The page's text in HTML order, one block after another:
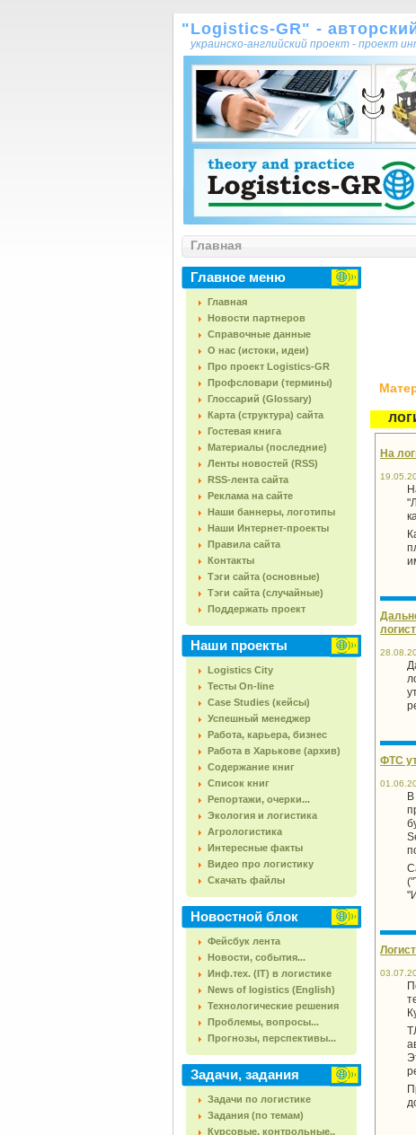
"Logistics-GR" -
украинско-английский проект - проект
Главная
Главное меню
Главная
Новости партнеров
Справочные данные
О нас (истоки, идеи)
Про проект Logistics-GR
Профсловари (термины)
Глоссарий (Glossary)
Карта (структура) сайта
Гостевая книга
Материалы (последние)
Ленты новостей (RSS)
RSS-лента сайта
Реклама на сайте
Наши баннеры, логотипы
Наши Интернет-проекты
Правила сайта
Контакты
Тэги сайта (основные)
Тэги сайта (случайные)
Поддержать проект
Наши проекты
Logistics City
Тесты On-line
Case Studies (кейсы)
Успешный менеджер
Работа, карьера, бизнес
Работа в Харькове (архив)
Содержание книг
Список книг
Репортажи, очерки...
Экология и логистика
Агрологистика
Интересные факты
Видео про логистику
Скачать файлы
Новостной блок
Фейсбук лента
Новости, события...
Инф.тех. (IT) в логистике
News of logistics (English)
Технологические решения
Проблемы, вопросы...
Прогнозы, перспективы...
Задачи, задания
Задачи по логистике
Задания (по темам)
Курсовые, контрольные..
На
ФТС